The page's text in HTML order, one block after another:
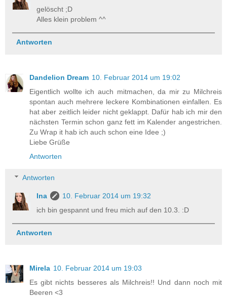
gelöscht ;D
Alles klein problem ^^
Antworten
Dandelion Dream 10. Februar 2014 um 19:02
Eigentlich wollte ich auch mitmachen, da mir zu Milchreis
spontan auch mehrere leckere Kombinationen einfallen. Es
hat aber zeitlich leider nicht geklappt. Dafür hab ich mir den
nächsten Termin schon ganz fett im Kalender angestrichen.
Zu Wrap it hab ich auch schon eine Idee ;)
Liebe Grüße
Antworten
Antworten
Ina
10. Februar 2014 um 19:32
ich bin gespannt und freu mich auf den 10.3. :D
Antworten
Mirela 10. Februar 2014 um 19:03
Es gibt nichts besseres als Milchreis!! Und dann noch mit
Beeren <3